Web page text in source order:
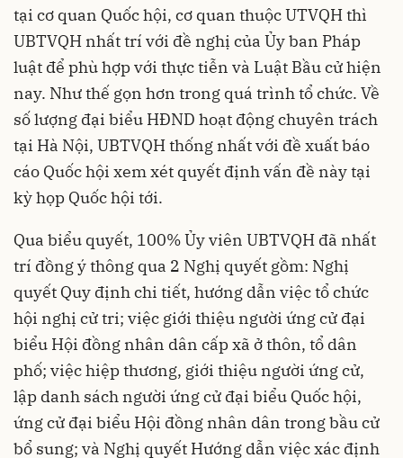
tại cơ quan Quốc hội, cơ quan thuộc UTVQH thì
UBTVQH nhất trí với đề nghị của Ủy ban Pháp
luật để phù hợp với thực tiễn và Luật Bầu cử hiện
nay. Như thế gọn hơn trong quá trình tổ chức. Về
số lượng đại biểu HĐND hoạt động chuyên trách
tại Hà Nội, UBTVQH thống nhất với đề xuất báo
cáo Quốc hội xem xét quyết định vấn đề này tại
kỳ họp Quốc hội tới.
Qua biểu quyết, 100% Ủy viên UBTVQH đã nhất
trí đồng ý thông qua 2 Nghị quyết gồm: Nghị
quyết Quy định chi tiết, hướng dẫn việc tổ chức
hội nghị cử tri; việc giới thiệu người ứng cử đại
biểu Hội đồng nhân dân cấp xã ở thôn, tổ dân
phố; việc hiệp thương, giới thiệu người ứng cử,
lập danh sách người ứng cử đại biểu Quốc hội,
ứng cử đại biểu Hội đồng nhân dân trong bầu cử
bổ sung; và Nghị quyết Hướng dẫn việc xác định